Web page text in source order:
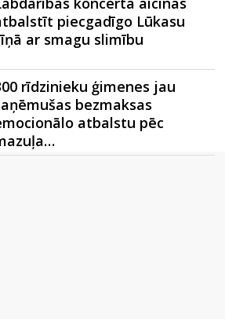
piecgadīgo Lūkasu
ar smagu slimību
rīdzinieku ģimenes jau
bezmaksas
atbalstu pēc